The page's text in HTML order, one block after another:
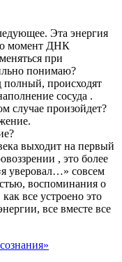
Эта энергия
момент ДНК
при
понимаю?
полный, происходят
сосуда .
случае произойдет?
выходит на первый
, это более
уверовал…» совсем
воспоминания о
все устроено это
все вместе все